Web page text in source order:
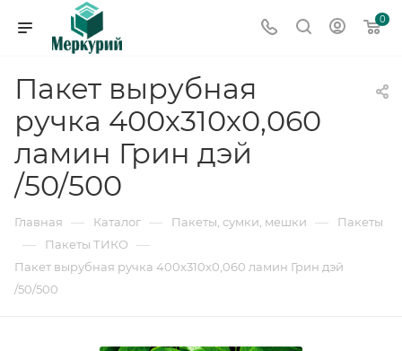
0
Пакет вырубная
ручка 400х310х0,060
ламин Грин дэй
/50/500
Главная — Каталог — Пакеты, сумки, мешки — Пакеты
— Пакеты ТИКО —
Пакет вырубная ручка 400х310х0,060 ламин Грин дэй
/50/500